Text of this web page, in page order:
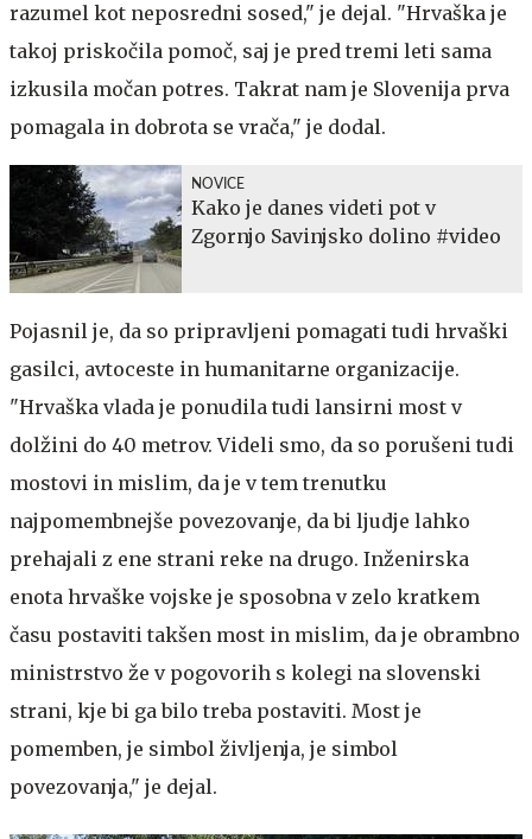
razumel kot neposredni sosed," je dejal. "Hrvaška je
takoj priskočila pomoč, saj je pred tremi leti sama
izkusila močan potres. Takrat nam je Slovenija prva
pomagala in dobrota se vrača," je dodal.
NOVICE
Kako je danes videti pot v
Zgornjo Savinjsko dolino #video
Pojasnil je, da so pripravljeni pomagati tudi hrvaški
gasilci, avtoceste in humanitarne organizacije.
"Hrvaška vlada je ponudila tudi lansirni most v
dolžini do 40 metrov. Videli smo, da so porušeni tudi
mostovi in mislim, da je v tem trenutku
najpomembnejše povezovanje, da bi ljudje lahko
prehajali z ene strani reke na drugo. Inženirska
enota hrvaške vojske je sposobna v zelo kratkem
času postaviti takšen most in mislim, da je obrambno
ministrstvo že v pogovorih s kolegi na slovenski
strani, kje bi ga bilo treba postaviti. Most je
pomemben, je simbol življenja, je simbol
povezovanja," je dejal.